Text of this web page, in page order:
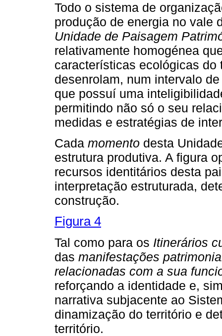
Todo o sistema de
produção de energia no vale
Unidade de Paisagem
relativamente homogénea
características ecológicas
desenrolam, num intervalo
que possuí uma
permitindo não só o seu
medidas e estratégias de
Cada momento desta
estrutura produtiva. A figura
recursos identitários desta
interpretação estruturada,
construção.
Figura 4
Tal como para os Itinerários
das manifestações
relacionadas com a sua
reforçando a identidade e,
narrativa subjacente ao
dinamização do território e
território.